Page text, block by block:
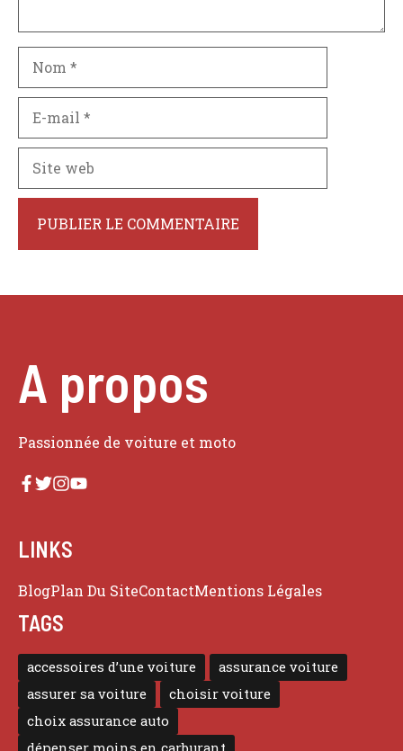
mail
web
A propos
Passionnée de voiture et moto
LINKS
BlogPlan Du SiteContactMentions Légales
TAGS
accessoires d’une voiture
assurance voiture
assurer sa voiture
choisir voiture
choix assurance auto